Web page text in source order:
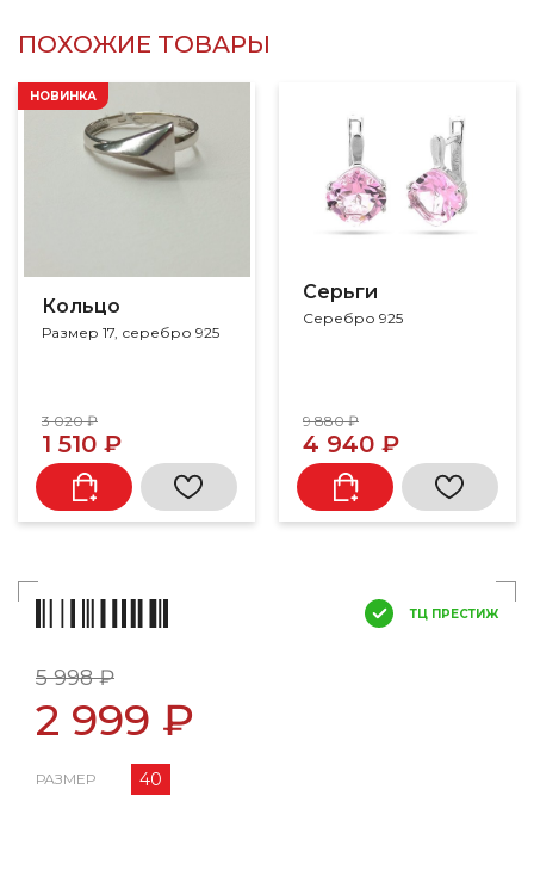
ПОХОЖИЕ ТОВАРЫ
Кольцо
Размер 17, серебро 925
НОВИНКА
3 020 ₽
1 510 ₽
Серьги
Серебро 925
9 880 ₽
4 940 ₽
ТЦ ПРЕСТИЖ
5 998 ₽
2 999 ₽
РАЗМЕР 40